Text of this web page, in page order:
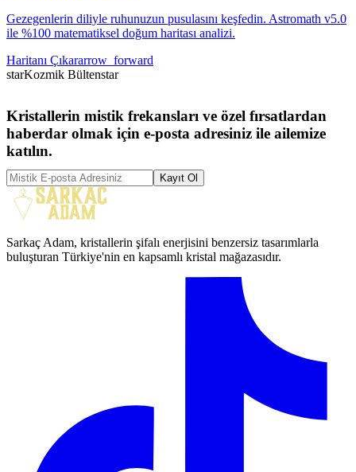
Gezegenlerin diliyle ruhunuzun pusulasını keşfedin. Astromath v5.0
ile %100 matematiksel doğum haritası analizi.
Haritanı Çıkararrow_forward
starKozmik Bültenstar
Kristallerin mistik frekansları ve özel fırsatlardan
haberdar olmak için e-posta adresiniz ile ailemize
katılın.
Kayıt Ol
Sarkaç Adam, kristallerin şifalı enerjisini benzersiz tasarımlarla
buluşturan Türkiye'nin en kapsamlı kristal mağazasıdır.